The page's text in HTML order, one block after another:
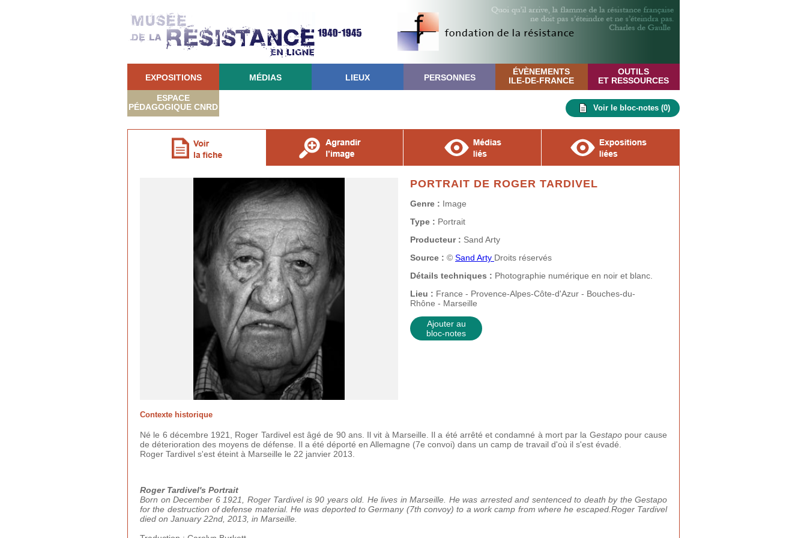
EXPOSITIONS MÉDIAS LIEUX PERSONNES
ÉVÈNEMENTS
ILE-DE-FRANCE
OUTILS
ET RESSOURCES
ESPACE
PÉDAGOGIQUE CNRD Voir le bloc-notes (0)
PORTRAIT DE ROGER TARDIVEL
Genre : Image
Type : Portrait
Producteur : Sand Arty
Source : © Sand Arty Droits réservés
Détails techniques : Photographie numérique en noir et blanc.
Lieu : France - Provence-Alpes-Côte-d'Azur - Bouches-du-
Rhône - Marseille
Ajouter au
bloc-notes
Contexte historique
Né le 6 décembre 1921, Roger Tardivel est âgé de 90 ans. Il vit à Marseille. Il a été arrêté et condamné à mort par la Gestapopour cause
de déterioration des moyens de défense. Il a été déporté en Allemagne (7e convoi) dans un camp de travail d'où il s'est évadé.
Roger Tardivel s'est éteint à Marseille le 22 janvier 2013.
Roger Tardivel's Portrait
Born on December 6 1921, Roger Tardivel is 90 years old. He lives in Marseille. He was arrested and sentenced to death by the Gestapo
for the destruction of defense material. He was deported to Germany (7th convoy) to a work camp from where he escaped. Roger Tardivel
died on January 22nd, 2013, in Marseille.